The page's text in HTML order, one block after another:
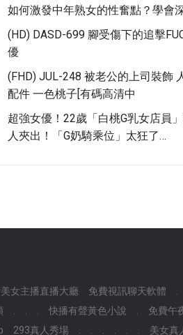
如何激發中年熟女的性奮點？學會
(HD) DASD-699 腳受傷下的追擊
優
(FHD) JUL-248 被老公的上司裝飾
配件 一色桃子[有碼高清中
超強女優！22歲「白桃G乳女店員
人夾出！「G奶騎乘位」太狂了…
女主播直播大廳 免費視訊聊天軟體
快播有聲黃色小說
免費午
293真人秀場 美女真